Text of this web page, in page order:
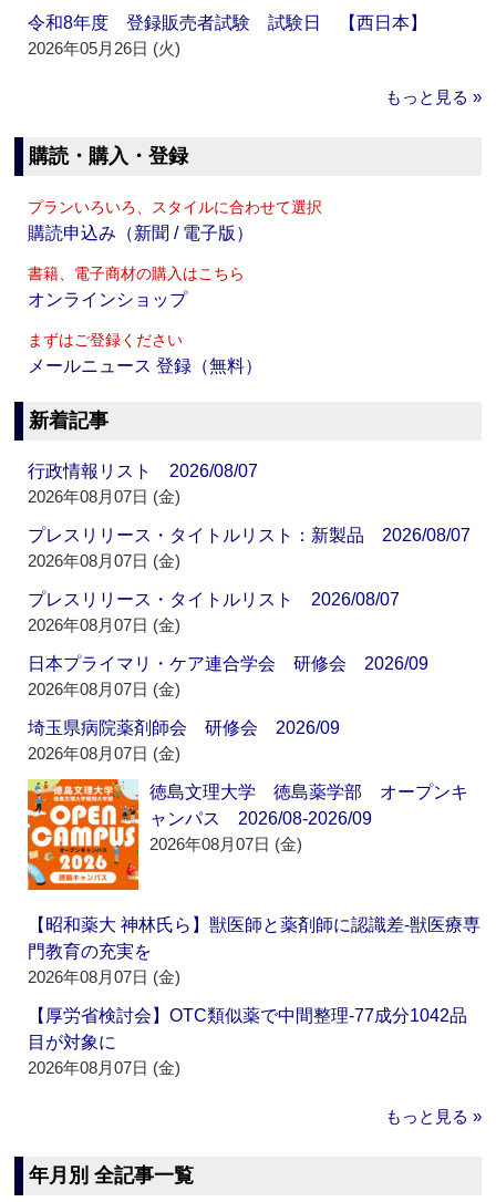
令和8年度 登録販売者試験 試験日 【西日本】
2026年05月26日 (火)
もっと見る »
購読・購入・登録
プランいろいろ、スタイルに合わせて選択
購読申込み（新聞 / 電子版）
書籍、電子商材の購入はこちら
オンラインショップ
まずはご登録ください
メールニュース 登録（無料）
新着記事
行政情報リスト 2026/08/07
2026年08月07日 (金)
プレスリリース・タイトルリスト：新製品 2026/08/07
2026年08月07日 (金)
プレスリリース・タイトルリスト 2026/08/07
2026年08月07日 (金)
日本プライマリ・ケア連合学会 研修会 2026/09
2026年08月07日 (金)
埼玉県病院薬剤師会 研修会 2026/09
2026年08月07日 (金)
徳島文理大学 徳島薬学部 オープンキ
ャンパス 2026/08-2026/09
2026年08月07日 (金)
【昭和薬大 神林氏ら】獣医師と薬剤師に認識差‐獣医療専
門教育の充実を
2026年08月07日 (金)
【厚労省検討会】OTC類似薬で中間整理‐77成分1042品
目が対象に
2026年08月07日 (金)
もっと見る »
年月別 全記事一覧